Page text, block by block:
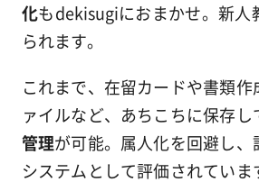
化もdekisugiにおまかせ。新人
られます。
これまで、在留カードや書類
ァイルなど、あちこちに保存し
管理が可能。属人化を回避し
システムとして評価されてい